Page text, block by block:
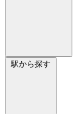
駅から探す